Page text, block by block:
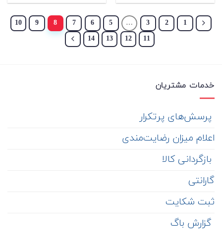
1
2
3
…
5
6
7
8
9
10
11
12
13
14
خدمات مشتریان
‌ پرسش‌های پرتکرار
اعلام میزان رضایت‌مندی
‌ بازگردانی کالا
گارانتی
ثبت شکایت
‌ گزارش باگ